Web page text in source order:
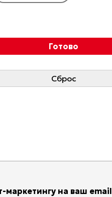
маркетингу на ваш email